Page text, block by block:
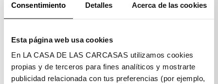
Consentimiento Detalles Acerca de las cookies
Esta página web usa cookies
En LA CASA DE LAS CARCASAS utilizamos cookies
propias y de terceros para fines analíticos y mostrarte
publicidad relacionada con tus preferencias (por ejemplo,
PASO 2
Colocamos el móvil de manera horizontal. Cogemos el
cristal templado, quitamos el plástico protector, lo